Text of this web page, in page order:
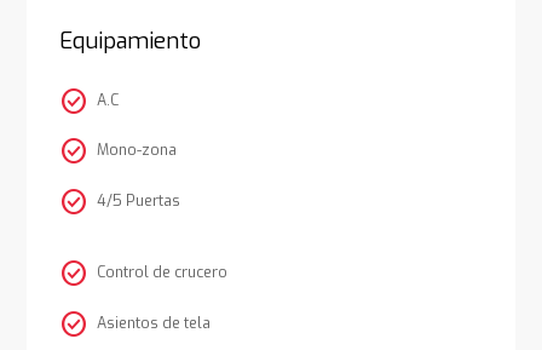
Equipamiento
check_circle A.C
check_circle Mono-zona
check_circle 4/5 Puertas
check_circle Control de crucero
check_circle Asientos de tela